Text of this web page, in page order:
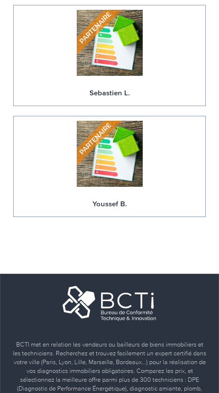
Sebastien L.
Youssef B.
BCTI met en relation les vendeurs ou bailleurs de biens immobiliers et
les techniciens. Recherchez et trouvez facilement un expert certifié dans
votre ville (Paris, Lyon, Lille, Marseille, Bordeaux…) pour la réalisation de
vos diagnostics immobiliers obligatoires. Comparez les prix, et
sélectionnez la meilleure offre parmi plus de 300 techniciens : DPE
(Diagnostic de Performance Énergétique), diagnostic amiante, plomb,